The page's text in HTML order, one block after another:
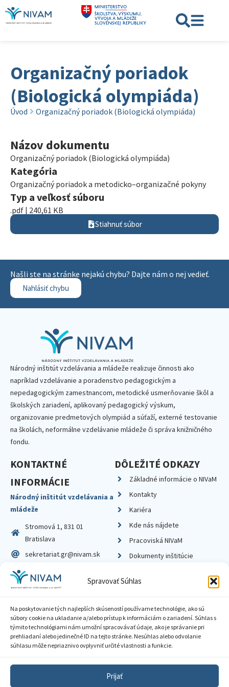
Spravovať Súhlas
Na poskytovanie tých najlepších skúseností používame technológie, ako sú
súbory cookie na ukladanie a/alebo prístup k informáciám o zariadení. Súhlas s
týmito technológiami nám umožní spracovávať údaje, ako je správanie pri
prehliadaní alebo jedinečné ID na tejto stránke. Nesúhlas alebo odvolanie
súhlasu môže nepriaznivo ovplyvniť určité vlastnosti a funkcie.
Prijať
Organizačný poriadok
(Biologická olympiáda)
Úvod Organizačný poriadok (Biologická olympiáda)
Názov dokumentu
Organizačný poriadok (Biologická olympiáda)
Kategória
Organizačný poriadok a metodicko–organizačné pokyny
Typ a veľkosť súboru
.pdf | 240,61 KB
Stiahnuť súbor
Našli ste na stránke nejakú chybu? Dajte nám o nej vedieť.
Nahlásiť chybu
Národný inštitút vzdelávania a mládeže realizuje činnosti ako
napríklad vzdelávanie a poradenstvo pedagogickým a
nepedagogickým zamestnancom, metodické usmerňovanie škôl a
školských zariadení, aplikovaný pedagogický výskum,
organizovanie predmetových olympiád a súťaží, externé testovanie
na školách, neformálne vzdelávanie mládeže či správa knižničného
fondu.
KONTAKTNÉ
INFORMÁCIE
Národný inštitút vzdelávania a
mládeže
Stromová 1, 831 01
Bratislava
sekretariat.gr@nivam.sk
IČO: 00164348
DIČ: 2020798714
DÔLEŽITÉ ODKAZY
Základné informácie o NIVaM
Kontakty
Kariéra
Kde nás nájdete
Pracoviská NIVaM
Dokumenty inštitúcie
Zásady ochrany súkromia
Sprístupnenie informácií